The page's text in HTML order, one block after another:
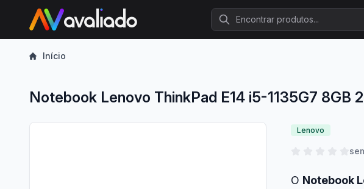
Procurar
Início
Notebook Lenovo ThinkPad E14 i5-1135G7 8GB
Lenovo
O Notebook